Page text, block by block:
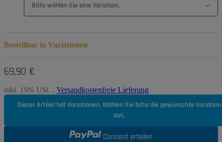
Bitte wählen Sie eine Variation.
Bestellbar in Variationen
69,90 €
inkl. 19% USt. , Versandkostenfreie Lieferung
Dieser Artikel hat Variationen. Wählen Sie bitte die gewünschte Variation
aus.
Consent erteilen